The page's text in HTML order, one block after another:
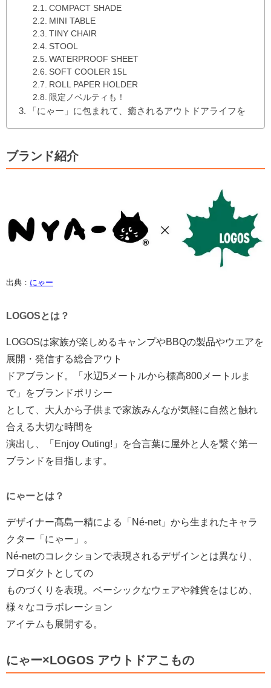
COMPACT SHADE
MINI TABLE
TINY CHAIR
STOOL
WATERPROOF SHEET
SOFT COOLER 15L
ROLL PAPER HOLDER
限定ノベルティも！
「にゃー」に包まれて、癒されるアウトドアライフを
ブランド紹介
出典： にゃー
LOGOSとは？
LOGOSは家族が楽しめるキャンプやBBQの製品やウエアを
展開・発信する総合アウト
ドアブランド。「水辺5メートルから標高800メートルま
で」をブランドポリシー
として、大人から子供まで家族みんなが気軽に自然と触れ
合える大切な時間を
演出し、「Enjoy Outing!」を合言葉に屋外と人を繋ぐ第一
ブランドを目指します。
にゃーとは？
デザイナー髙島一精による「Né-net」から生まれたキャラ
クター「にゃー」。
Né-netのコレクションで表現されるデザインとは異なり、
プロダクトとしての
ものづくりを表現。ベーシックなウェアや雑貨をはじめ、
様々なコラボレーション
アイテムも展開する。
にゃー×LOGOS アウトドアこもの